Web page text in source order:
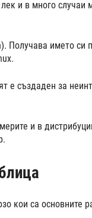
и в много
Получава името си
създаден за
и в
кои са основните